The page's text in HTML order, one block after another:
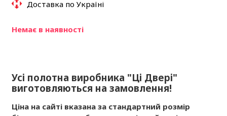
Доставка по Україні
Немає в наявності
Усі полотна виробника "Ці Двері"
виготовляються на замовлення!
Ціна на сайті вказана за стандартний розмір